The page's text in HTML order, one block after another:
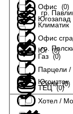
гр.
гр.
Села (0)
Офис (0)
Офис
Парцели /
Хотел /
Югозапад
Юг (0)
Югоизток
Климатик
Газ (0)
ТЕЦ (0)